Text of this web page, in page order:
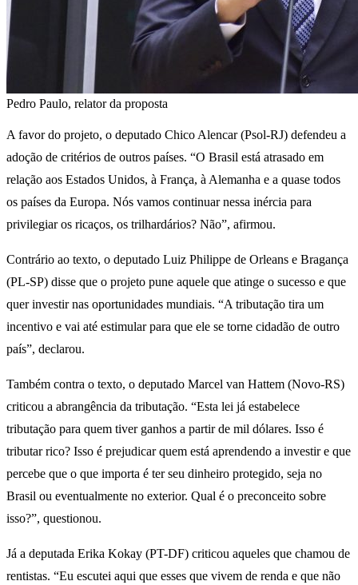
Pedro Paulo, relator da proposta
A favor do projeto, o deputado Chico Alencar (Psol-RJ) defendeu a
adoção de critérios de outros países. “O Brasil está atrasado em
relação aos Estados Unidos, à França, à Alemanha e a quase todos
os países da Europa. Nós vamos continuar nessa inércia para
privilegiar os ricaços, os trilhardários? Não”, afirmou.
Contrário ao texto, o deputado Luiz Philippe de Orleans e Bragança
(PL-SP) disse que o projeto pune aquele que atinge o sucesso e que
quer investir nas oportunidades mundiais. “A tributação tira um
incentivo e vai até estimular para que ele se torne cidadão de outro
país”, declarou.
Também contra o texto, o deputado Marcel van Hattem (Novo-RS)
criticou a abrangência da tributação. “Esta lei já estabelece
tributação para quem tiver ganhos a partir de mil dólares. Isso é
tributar rico? Isso é prejudicar quem está aprendendo a investir e que
percebe que o que importa é ter seu dinheiro protegido, seja no
Brasil ou eventualmente no exterior. Qual é o preconceito sobre
isso?”, questionou.
Já a deputada Erika Kokay (PT-DF) criticou aqueles que chamou de
rentistas. “Eu escutei aqui que esses que vivem de renda e que não